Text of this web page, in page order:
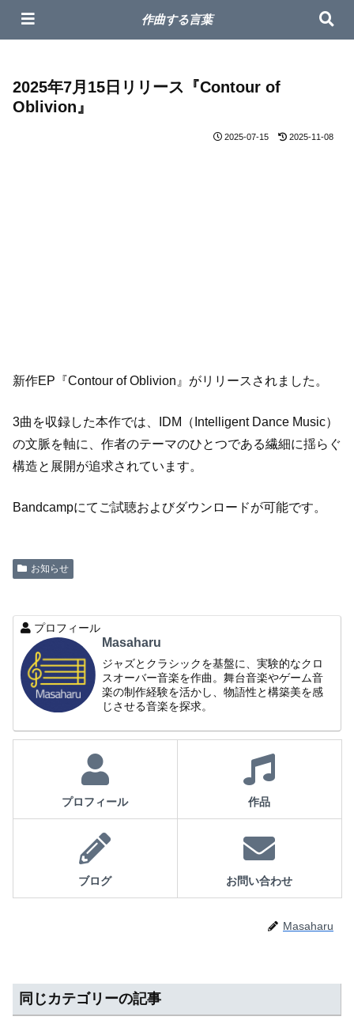
作曲家 Masaharu オフィシャルサイト
2025年7月15日リリース『Contour of
Oblivion』
2025-07-15 2025-11-08
新作EP『Contour of Oblivion』がリリースされました。
3曲を収録した本作では、IDM（Intelligent Dance Music）
の文脈を軸に、作者のテーマのひとつである繊細に揺らぐ
構造と展開が追求されています。
Bandcampにてご試聴およびダウンロードが可能です。
お知らせ
プロフィール
Masaharu
ジャズとクラシックを基盤に、実験的なクロ
スオーバー音楽を作曲。舞台音楽やゲーム音
楽の制作経験を活かし、物語性と構築美を感
じさせる音楽を探求。
プロフィール 作品
ブログ お問い合わせ
Masaharu
同じカテゴリーの記事
作曲する言葉